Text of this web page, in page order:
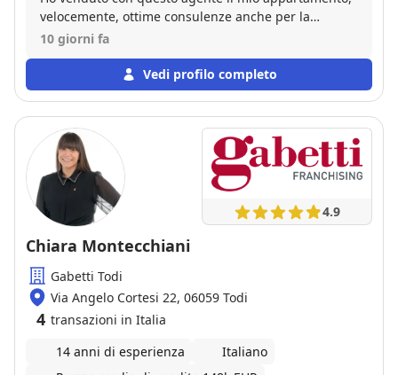
velocemente, ottime consulenze anche per la
gestione di altre proprietà e per l'acquisto di nuovo
10 giorni fa
Vedi profilo completo
4.9
Chiara Montecchiani
Gabetti Todi
Via Angelo Cortesi 22, 06059 Todi
4 transazioni in Italia
14 anni di esperienza
Italiano